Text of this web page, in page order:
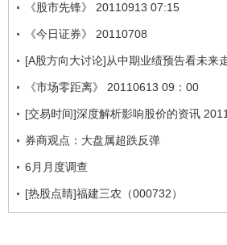
《股市先锋》 20110913 07:15
《今日证券》 20110708
[A股方向大讨论]从中期业绩预告看未来
《市场零距离》 20110613 09：00
[交易时间]深度解析影响股价的资讯
券商观点：大盘属超跌反弹
6月月度调查
[热股点睛]福建三农（000732）